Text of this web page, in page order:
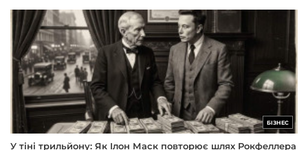
БІЗНЕС
У тіні трильйону: Як Ілон Маск повторює шлях Рокфеллера